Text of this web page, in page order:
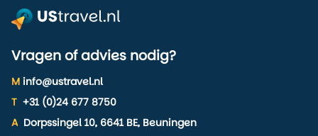
Vragen of advies nodig?
M info@ustravel.nl
T +31 (0)24 677 8750
A Dorpssingel 10, 6641 BE, Beuningen